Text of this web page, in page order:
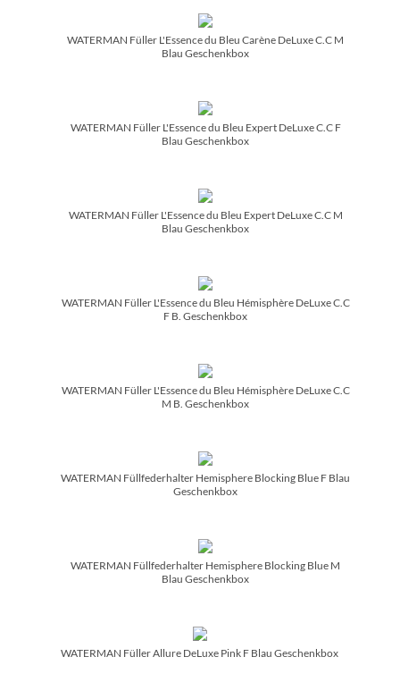
WATERMAN Füller L'Essence du Bleu Carène DeLuxe C.C M
Blau Geschenkbox
WATERMAN Füller L'Essence du Bleu Expert DeLuxe C.C F
Blau Geschenkbox
WATERMAN Füller L'Essence du Bleu Expert DeLuxe C.C M
Blau Geschenkbox
WATERMAN Füller L'Essence du Bleu Hémisphère DeLuxe C.C
F B. Geschenkbox
WATERMAN Füller L'Essence du Bleu Hémisphère DeLuxe C.C
M B. Geschenkbox
WATERMAN Füllfederhalter Hemisphere Blocking Blue F Blau
Geschenkbox
WATERMAN Füllfederhalter Hemisphere Blocking Blue M
Blau Geschenkbox
WATERMAN Füller Allure DeLuxe Pink F Blau Geschenkbox